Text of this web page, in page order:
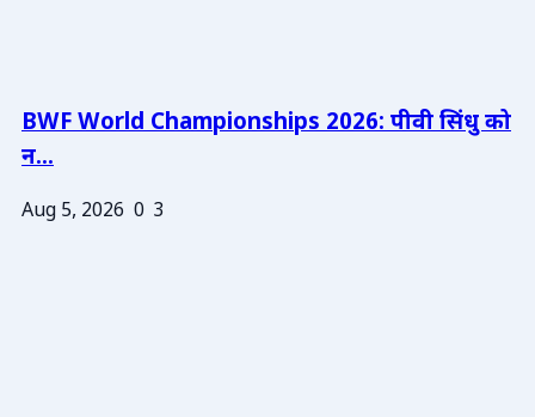
BWF World Championships 2026: पीवी सिंधु को
न...
Aug 5, 2026 0 3